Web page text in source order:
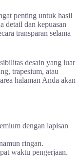
penting untuk hasil
detail dan kepuasan
transparan selama
desain yang luar
trapesium, atau
halaman Anda akan
dengan lapisan
ringan.
waktu pengerjaan.